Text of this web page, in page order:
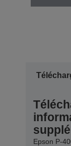
Epson P-